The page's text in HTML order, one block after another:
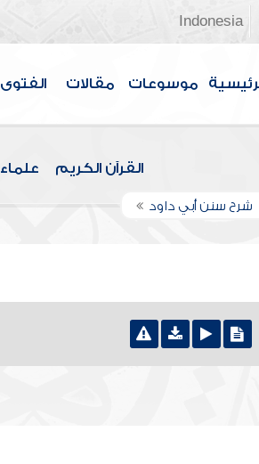
Indonesia
موسوعات مقالات الفتوى
القرآن الكريم
شرح سنن أبي داود